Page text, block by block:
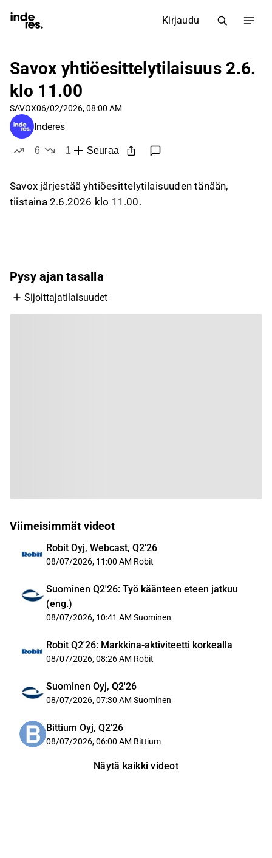
Kirjaudu
Savox yhtiöesittelytilaisuus 2.6.
klo 11.00
SAVOX06/02/2026, 08:00 AM
Inderes
6
1
Seuraa
Savox järjestää yhtiöesittelytilaisuuden tänään,
tiistaina 2.6.2026 klo 11.00.
Pysy ajan tasalla
Sijoittajatilaisuudet
Viimeisimmät videot
Robit Oyj, Webcast, Q2'26
08/07/2026, 11:00 AM Robit
Suominen Q2'26: Työ käänteen eteen jatkuu
(eng.)
08/07/2026, 10:41 AM Suominen
Robit Q2'26: Markkina-aktiviteetti korkealla
08/07/2026, 08:26 AM Robit
Suominen Oyj, Q2'26
08/07/2026, 07:30 AM Suominen
Bittium Oyj, Q2'26
08/07/2026, 06:00 AM Bittium
Näytä kaikki videot